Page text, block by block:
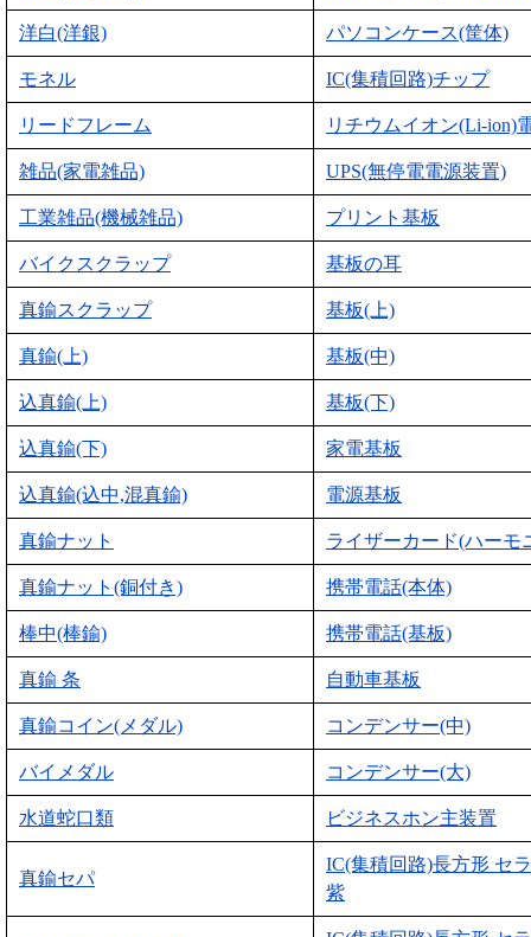
洋白(洋銀) パソコンケース(筐体)
モネル IC(集積回路)チップ
リードフレーム リチウムイオン(Li-ion)
雑品(家電雑品) UPS(無停電電源装置)
工業雑品(機械雑品) プリント基板
バイクスクラップ 基板の耳
真鍮スクラップ 基板(上)
真鍮(上) 基板(中)
込真鍮(上) 基板(下)
込真鍮(下) 家電基板
込真鍮(込中,混真鍮) 電源基板
真鍮ナット ライザーカード(ハーモ
真鍮ナット(銅付き) 携帯電話(本体)
棒中(棒鍮) 携帯電話(基板)
真鍮 条 自動車基板
真鍮コイン(メダル) コンデンサー(中)
バイメダル コンデンサー(大)
水道蛇口類 ビジネスホン主装置
真鍮セパ
IC(集積回路)長方形 セ
紫